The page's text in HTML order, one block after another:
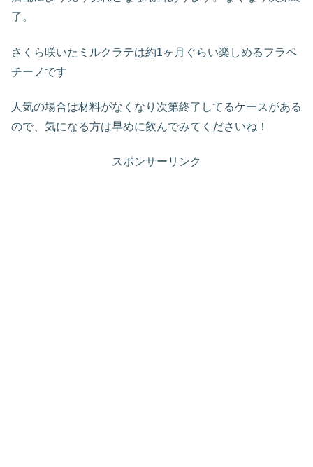
了。
さくら咲いたミルクラテは約1ヶ月ぐらい楽しめるフラペ
チーノです
人気の場合は材料がなくなり次第終了してるケースがある
ので、気になる方は早めに飲んでみてくださいね！
スポンサーリンク